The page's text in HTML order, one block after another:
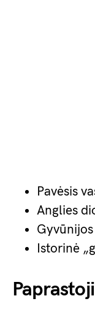
Pavėsis
Anglies
Istorinė